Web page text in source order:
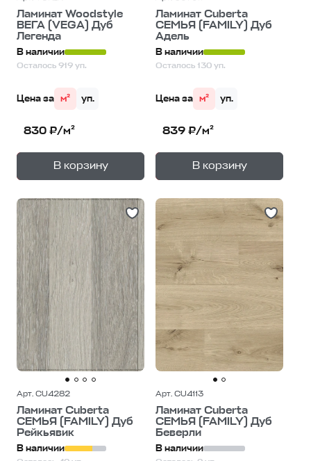
Ламинат Woodstyle
ВЕГА (VEGA) Дуб
Легенда
В наличии
Осталось 919 уп.
Цена за м² уп.
830 ₽/м²
В корзину
— 1уп.
Ламинат Cuberta
СЕМЬЯ (FAMILY) Дуб
Адель
В наличии
Осталось 130 уп.
Цена за м² уп.
839 ₽/м²
В корзину
— 1уп.
Арт. CU4282
Ламинат Cuberta
СЕМЬЯ (FAMILY) Дуб
Рейкьявик
В наличии
Арт. CU4113
Ламинат Cuberta
СЕМЬЯ (FAMILY) Дуб
Беверли
В наличии